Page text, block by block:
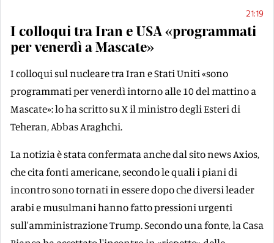
21:19
I colloqui tra Iran e USA «programmati
per venerdì a Mascate»
I colloqui sul nucleare tra Iran e Stati Uniti «sono
programmati per venerdì intorno alle 10 del mattino a
Mascate»: lo ha scritto su X il ministro degli Esteri di
Teheran, Abbas Araghchi.
La notizia è stata confermata anche dal sito news Axios,
che cita fonti americane, secondo le quali i piani di
incontro sono tornati in essere dopo che diversi leader
arabi e musulmani hanno fatto pressioni urgenti
sull'amministrazione Trump. Secondo una fonte, la Casa